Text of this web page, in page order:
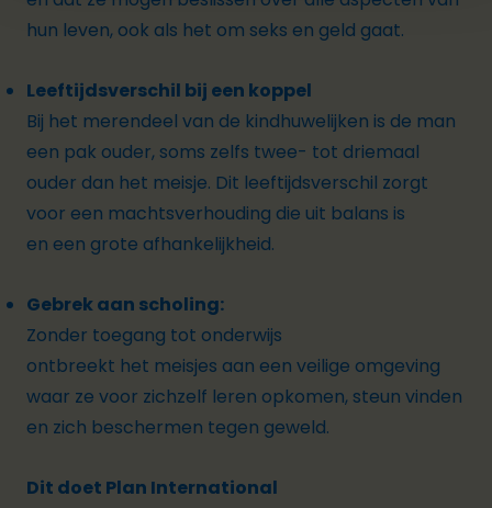
hun leven, ook als het om seks en geld gaat.
Leeftijdsverschil bij een koppel
Bij het merendeel van de kindhuwelijken is de man
een pak ouder, soms zelfs twee- tot driemaal
ouder dan het meisje. Dit leeftijdsverschil zorgt
voor een machtsverhouding die uit balans is
en een grote afhankelijkheid.
Gebrek aan scholing:
Zonder toegang tot onderwijs
ontbreekt het meisjes aan een veilige omgeving
waar ze voor zichzelf leren opkomen, steun vinden
en zich beschermen tegen geweld.
Dit doet Plan International